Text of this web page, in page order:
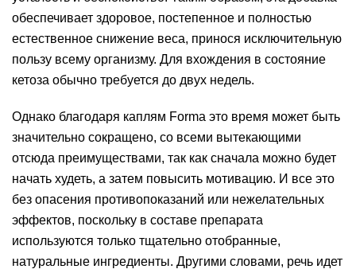
обеспечивает здоровое, постепенное и полностью
естественное снижение веса, принося исключительную
пользу всему организму. Для вхождения в состояние
кетоза обычно требуется до двух недель.
Однако благодаря каплям Forma это время может быть
значительно сокращено, со всеми вытекающими
отсюда преимуществами, так как сначала можно будет
начать худеть, а затем повысить мотивацию. И все это
без опасения противопоказаний или нежелательных
эффектов, поскольку в составе препарата
используются только тщательно отобранные,
натуральные ингредиенты. Другими словами, речь идет